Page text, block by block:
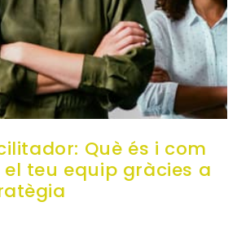
Què és i com
teu equip gràcies a